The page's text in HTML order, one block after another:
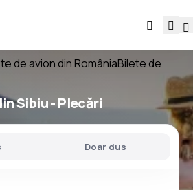
de avion din RomâniaBilete de
Sibiu- Plecări
Doar dus